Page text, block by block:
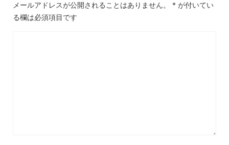
メールアドレスが公開されることはありません。 * が付いてい
る欄は必須項目です